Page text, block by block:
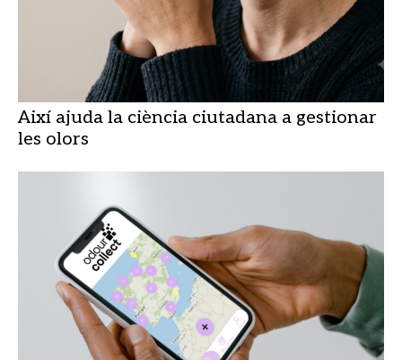
Així ajuda la ciència ciutadana a gestionar
les olors